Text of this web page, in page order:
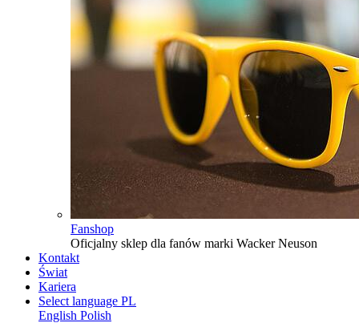
Fanshop
Oficjalny sklep dla fanów marki Wacker Neuson
Kontakt
Świat
Kariera
Select language PL
English Polish